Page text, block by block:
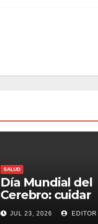
SALUD
Día Mundial del
Cerebro: cuidar
nuestra mente
también es una
JUL 23, 2026 EDITOR